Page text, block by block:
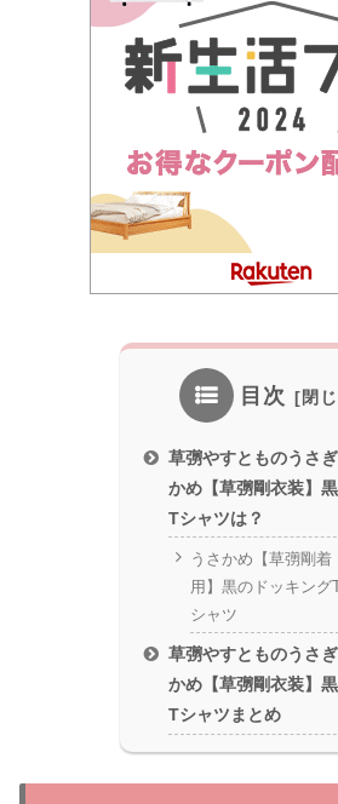
目次
草彅やすとものうさ
かめ【草彅剛衣装】
Tシャツは？
うさかめ【草彅剛着
用】黒のドッキング
シャツ
草彅やすとものうさ
かめ【草彅剛衣装】
Tシャツまとめ